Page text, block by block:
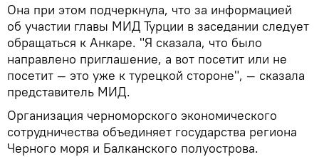
Она при этом подчеркнула, что за информацией
об участии главы МИД Турции в заседании следует
обращаться к Анкаре. "Я сказала, что было
направлено приглашение, а вот посетит или не
посетит — это уже к турецкой стороне", — сказала
представитель МИД.
Организация черноморского экономического
сотрудничества объединяет государства региона
Черного моря и Балканского полуострова.